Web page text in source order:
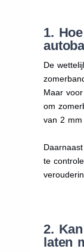
1.
De
Maar
om
van 2 mm
te
2.
laten